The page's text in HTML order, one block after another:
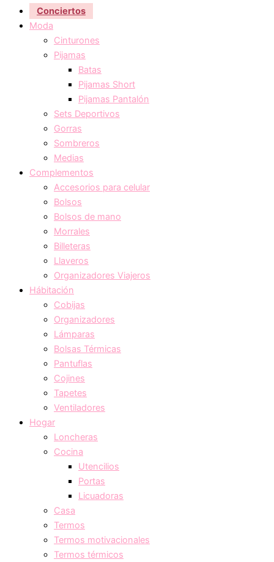
Conciertos
Moda
Cinturones
Pijamas
Batas
Pijamas Short
Pijamas Pantalón
Sets Deportivos
Gorras
Sombreros
Medias
Complementos
Accesorios para celular
Bolsos
Bolsos de mano
Morrales
Billeteras
Llaveros
Organizadores Viajeros
Hábitación
Cobijas
Organizadores
Lámparas
Bolsas Térmicas
Pantuflas
Cojines
Tapetes
Ventiladores
Hogar
Loncheras
Cocina
Utencilios
Portas
Licuadoras
Casa
Termos
Termos motivacionales
Termos térmicos